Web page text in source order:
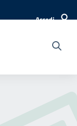
Accedi